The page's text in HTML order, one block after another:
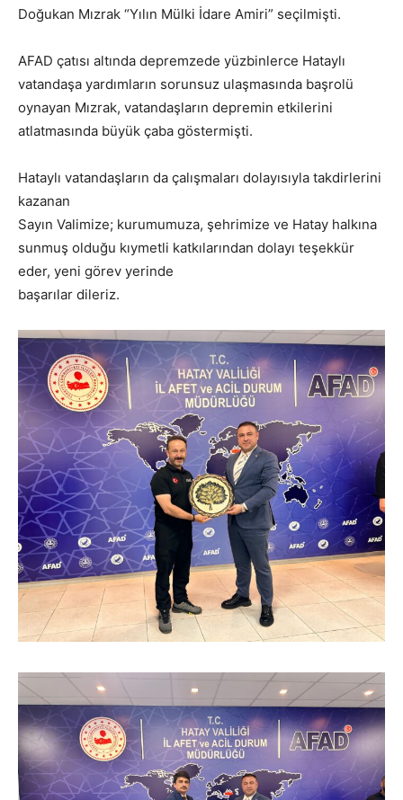
Doğukan Mızrak “Yılın Mülki İdare Amiri” seçilmişti.
AFAD çatısı altında depremzede yüzbinlerce Hataylı
vatandaşa yardımların sorunsuz ulaşmasında başrolü
oynayan Mızrak, vatandaşların depremin etkilerini
atlatmasında büyük çaba göstermişti.
Hataylı vatandaşların da çalışmaları dolayısıyla takdirlerini
kazanan
Sayın Valimize; kurumumuza, şehrimize ve Hatay halkına
sunmuş olduğu kıymetli katkılarından dolayı teşekkür
eder, yeni görev yerinde
başarılar dileriz.